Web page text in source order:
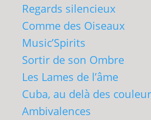
Regards silencieux
Comme des Oiseaux
Music’Spirits
Sortir de son Ombre
Les Lames de l’âme
Cuba, au delà des
Ambivalences